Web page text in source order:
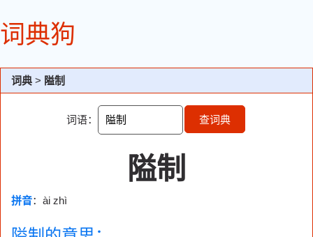
词典狗
词典 > 隘制
词语： 查词典
隘制
拼音：ài zhì